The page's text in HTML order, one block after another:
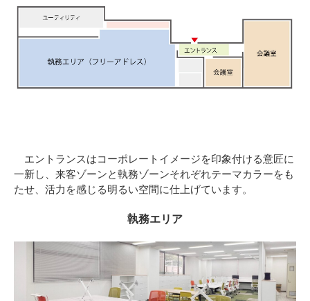
エントランスはコーポレートイメージを印象付ける意匠に
一新し、来客ゾーンと執務ゾーンそれぞれテーマカラーをも
たせ、活力を感じる明るい空間に仕上げています。
執務エリア